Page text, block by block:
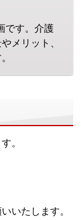
です。介護
メリット、
。
いたします。